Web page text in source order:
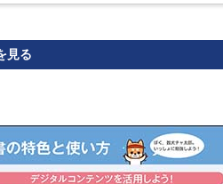
見る